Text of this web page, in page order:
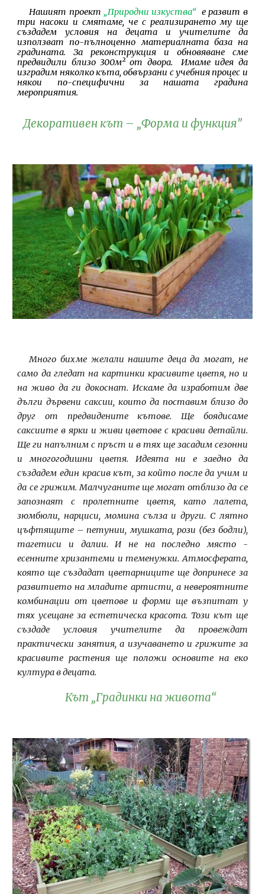
Нашият проект „Природни изкуства“ e развит в
три насоки и смятаме, че с реализирането му ще
създадем условия на децата и учителите да
използват по-пълноценно материалната база на
градината. За реконструкция и обновяване сме
предвидили близо 300м² от двора. Имаме идея да
изградим няколко къта, обвързани с учебния процес и
някои по-специфични за нашата градина
мероприятия.
Декоративен кът – „Форма и функция”
Много бихме желали нашите деца да могат, не
само да гледат на картинки красивите цветя, но и
на живо да ги докоснат. Искаме да изработим две
дълги дървени саксии, които да поставим близо до
друг от предвидените кътове. Ще боядисаме
саксиите в ярки и живи цветове с красиви детайли.
Ще ги напълним с пръст и в тях ще засадим сезонни
и многогодишни цветя. Идеята ни е заедно да
създадем един красив кът, за който после да учим и
да се грижим. Малчуганите ще могат отблизо да се
запознаят с пролетните цветя, като лалета,
зюмбюли, нарциси, момина сълза и други. С лятно
цъфтящите – петунии, мушката, рози (без бодли),
тагетиси и далии. И не на последно място -
есенните хризантеми и теменужки. Атмосферата,
която ще създадат цветарниците ще допринесе за
развитието на младите артисти, а невероятните
комбинации от цветове и форми ще възпитат у
тях усещане за естетическа красота. Този кът ще
създаде условия учителите да провеждат
практически занятия, а изучаването и грижите за
красивите растения ще положи основите на еко
култура в децата.
Кът „Градинки на живота“